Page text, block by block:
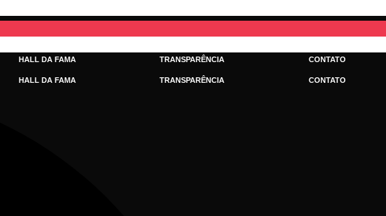
HALL DA FAMA TRANSPARÊNCIA CONTATO
HALL DA FAMA TRANSPARÊNCIA CONTATO